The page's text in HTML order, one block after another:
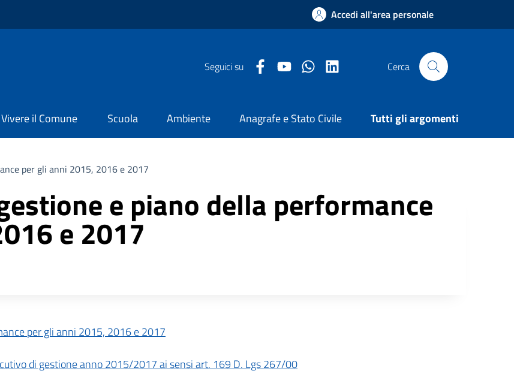
Accedi all'area personale
Seguici su Facebook Comune di Arezzo
Youtube Comune di Arezzo
Twitter Comune di Arezzo
LinkedIn Comune di Arezzo
Cerca
Vivere il Comune Scuola Ambiente Anagrafe e Stato Civile Tutti gli argomenti
per gli anni 2015, 2016 e 2017
e piano della performance
e 2017
per gli anni 2015, 2016 e 2017
di gestione anno 2015/2017 ai sensi art. 169 D. Lgs 267/00